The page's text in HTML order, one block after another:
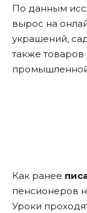
По данным
вырос на
украшений,
также
Как ранее
пенсионеров
Уроки